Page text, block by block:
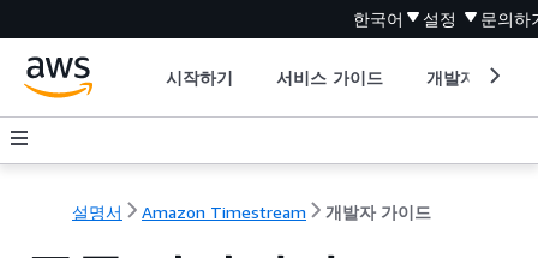
한국어 설정 문의하
시작하기 서비스 가이드 개발자 도구
설명서 Amazon Timestream 개발자 가이드